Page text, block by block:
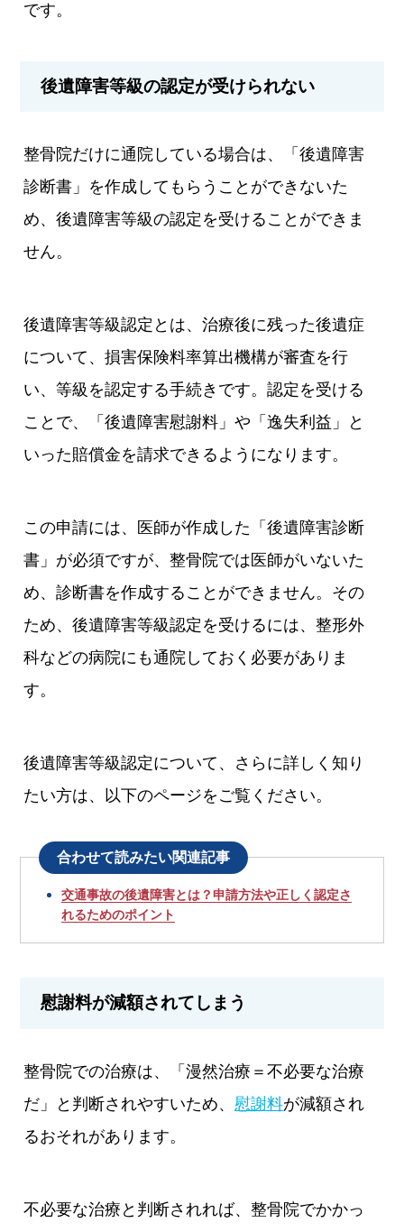
です。
後遺障害等級の認定が受けられない
整骨院だけに通院している場合は、「後遺障害
診断書」を作成してもらうことができないた
め、後遺障害等級の認定を受けることができま
せん。
後遺障害等級認定とは、治療後に残った後遺症
について、損害保険料率算出機構が審査を行
い、等級を認定する手続きです。認定を受ける
ことで、「後遺障害慰謝料」や「逸失利益」と
いった賠償金を請求できるようになります。
この申請には、医師が作成した「後遺障害診断
書」が必須ですが、整骨院では医師がいないた
め、診断書を作成することができません。その
ため、後遺障害等級認定を受けるには、整形外
科などの病院にも通院しておく必要がありま
す。
後遺障害等級認定について、さらに詳しく知り
たい方は、以下のページをご覧ください。
合わせて読みたい関連記事
交通事故の後遺障害とは？申請方法や正しく認定さ
れるためのポイント
慰謝料が減額されてしまう
整骨院での治療は、「漫然治療＝不必要な治療
だ」と判断されやすいため、慰謝料が減額され
るおそれがあります。
不必要な治療と判断されれば、整骨院でかかっ